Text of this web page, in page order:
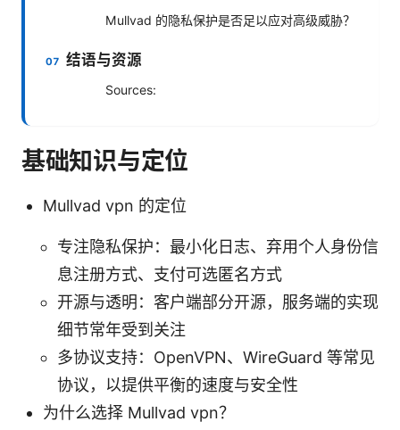
Mullvad 的隐私保护是否足以应对高级威胁？
结语与资源
Sources:
基础知识与定位
Mullvad vpn 的定位
专注隐私保护：最小化日志、弃用个人身份信
息注册方式、支付可选匿名方式
开源与透明：客户端部分开源，服务端的实现
细节常年受到关注
多协议支持：OpenVPN、WireGuard 等常见
协议，以提供平衡的速度与安全性
为什么选择 Mullvad vpn？